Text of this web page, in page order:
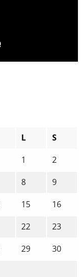
L
S
1
2
8
9
15
16
22
23
29
30